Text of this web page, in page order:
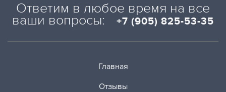
Ответим в любое время на все
ваши вопросы: +7 (905) 825-53-35
Главная
Отзывы